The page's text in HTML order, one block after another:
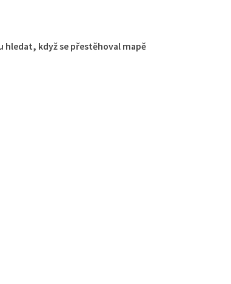
hledat, když se přestěhoval mapě